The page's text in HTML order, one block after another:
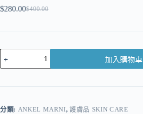
$400.00
$280.00
加入購物車
r
分類: ANKEL MARNI,護膚品 SKIN CARE